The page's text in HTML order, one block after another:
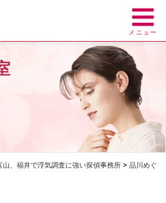
メニュー
、福井で浮気調査に強い探偵事務所> 品川めぐ